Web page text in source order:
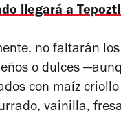
llegará a
no faltarán
o dulces
con maíz
vainilla,